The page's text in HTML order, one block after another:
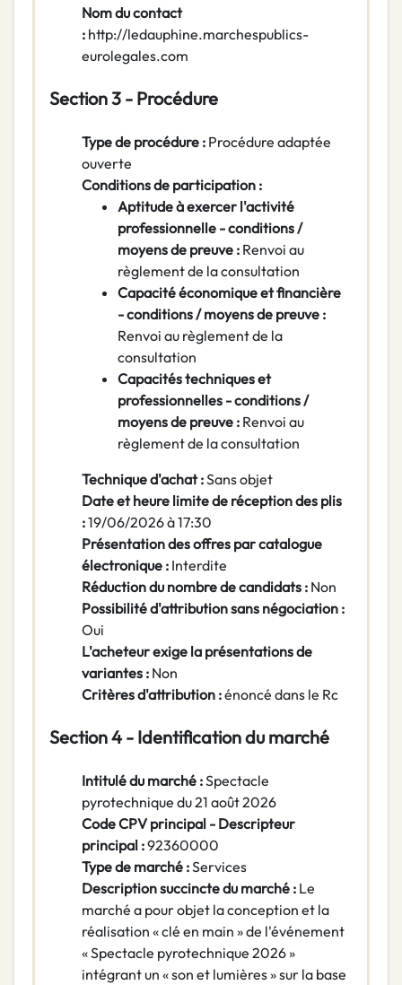
Nom du contact
: http://ledauphine.marchespublics-
eurolegales.com
Section 3 - Procédure
Type de procédure : Procédure adaptée
ouverte
Conditions de participation :
Aptitude à exercer l'activité
professionnelle - conditions /
moyens de preuve : Renvoi au
règlement de la consultation
Capacité économique et financière
- conditions / moyens de preuve :
Renvoi au règlement de la
consultation
Capacités techniques et
professionnelles - conditions /
moyens de preuve : Renvoi au
règlement de la consultation
Technique d'achat :Sans objet
Date et heure limite de réception des plis
:19/06/2026 à 17:30
Présentation des offres par catalogue
électronique : Interdite
Réduction du nombre de candidats : Non
Possibilité d'attribution sans négociation :
Oui
L'acheteur exige la présentations de
variantes : Non
Critères d'attribution :énoncé dans le Rc
Section 4 - Identification du marché
Intitulé du marché :Spectacle
pyrotechnique du 21 août 2026
Code CPV principal - Descripteur
principal :92360000
Type de marché :Services
Description succincte du marché : Le
marché a pour objet la conception et la
réalisation « clé en main » de l'événement
« Spectacle pyrotechnique 2026 »
intégrant un « son et lumières » sur la base